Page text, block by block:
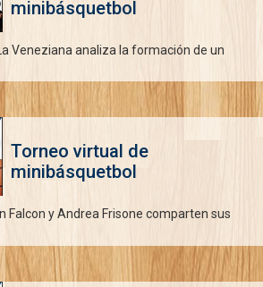
minibásquetbol
Veneziana analiza la formación de un
Torneo virtual de
minibásquetbol
Falcon y Andrea Frisone comparten sus